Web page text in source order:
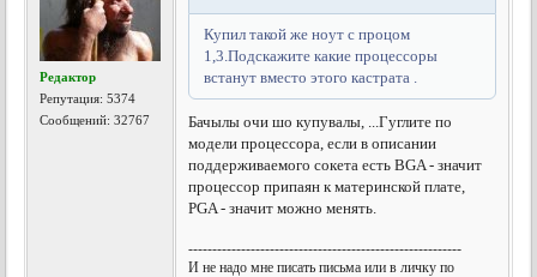
Редактор
Репутация:5374
Сообщений: 32767
Купил такой же ноут с процом
1,3.Подскажите какие процессоры
встанут вместо этого кастрата .
Бачылы очи шо купувалы, ...Гуглите по
модели процессора, если в описании
поддерживаемого сокета есть BGA - значит
процессор припаян к материнской плате,
PGA - значит можно менять.
---------------------------------------------------------
И не надо мне писать письма или в личку по